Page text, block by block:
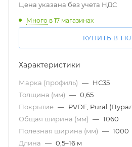
Цена указана без учета НДС
Много в 17 магазинах
КУПИТЬ В 1
Характеристики
Марка (профиль) — НС35
Толщина (мм) — 0,65
Покрытие — PVDF, Pural
Общая ширина (мм) — 1060
Полезная ширина (мм) — 1000
Длина — 0,5–16 м